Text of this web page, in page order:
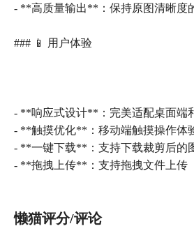
- **高质量输出**：保持原图清晰度
### 📱 用户体验
- **响应式设计**：完美适配桌面端
- **触摸优化**：移动端触摸操作体
- **一键下载**：支持下载裁剪后的
懒猫评分/评论